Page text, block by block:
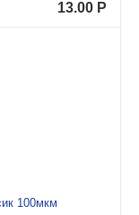
13.00 Р
100мкм